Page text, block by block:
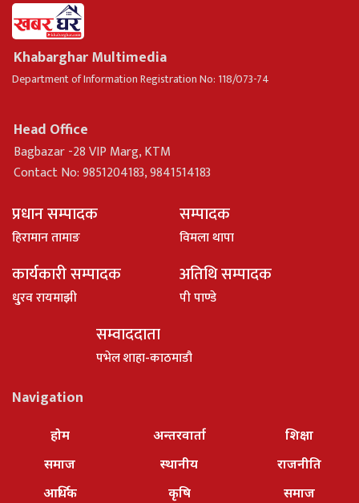
Khabarghar Multimedia
Department of Information Registration No: 118/073-74
Head Office
Bagbazar -28 VIP Marg, KTM
Contact No: 9851204183, 9841514183
प्रधान सम्पादक
हिरामान तामाङ
सम्पादक
विमला थापा
कार्यकारी सम्पादक
धु्रव रायमाझी
अतिथि सम्पादक
पी पाण्डे
सम्वाददाता
पभेल शाहा-काठमाडौ
Navigation
होम
समाज
आर्थिक
अन्तरवार्ता
स्थानीय
कृषि
शिक्षा
राजनीति
समाज